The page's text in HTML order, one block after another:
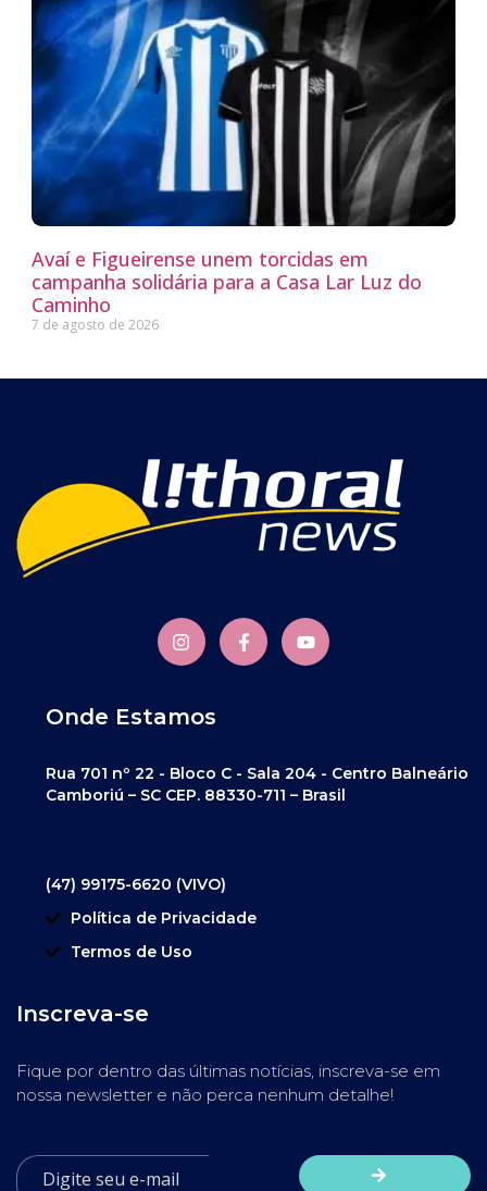
Avaí e Figueirense unem torcidas em
campanha solidária para a Casa Lar Luz do
Caminho
7 de agosto de 2026
Onde Estamos
Rua 701 nº 22 - Bloco C - Sala 204 - Centro Balneário
Camboriú – SC CEP. 88330-711 – Brasil
(47) 99175-6620 (VIVO)
Política de Privacidade
Termos de Uso
Inscreva-se
Fique por dentro das últimas notícias, inscreva-se em
nossa newsletter e não perca nenhum detalhe!